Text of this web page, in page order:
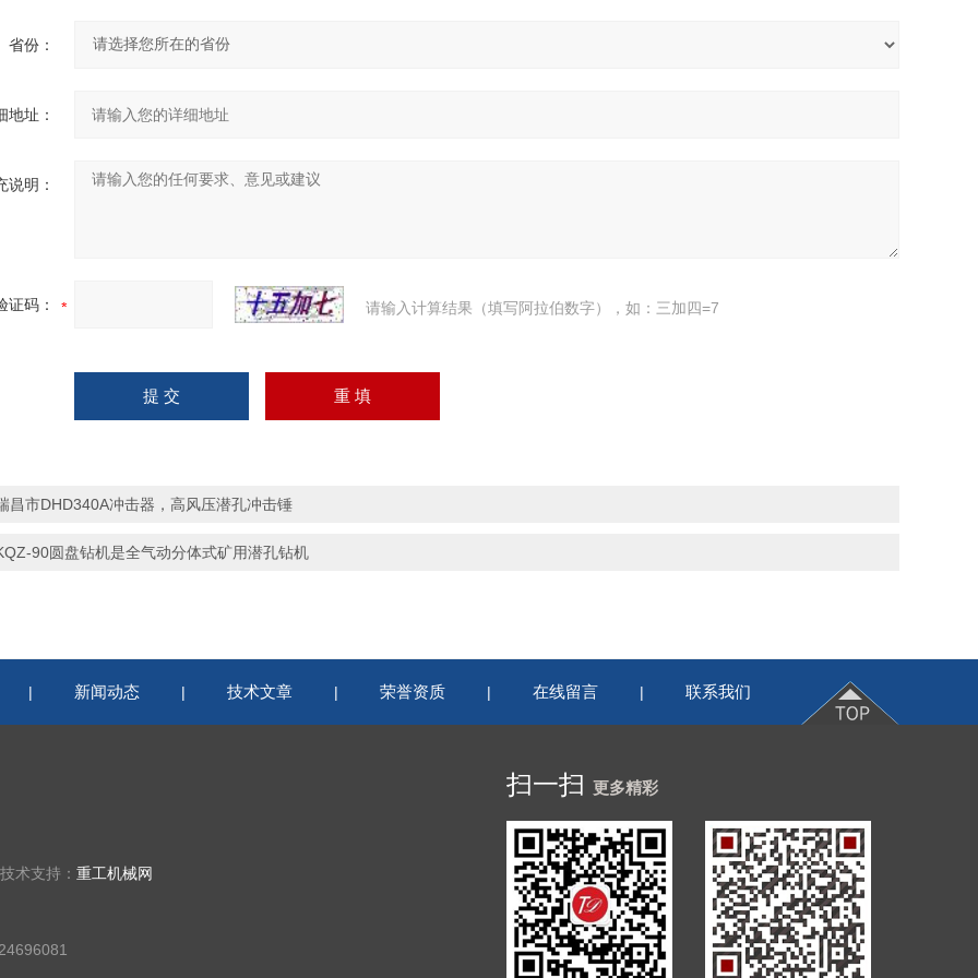
省份：
地址：
说明：
证码： 请输入计算结果（填写阿拉伯数字），如：三加四=7
昌市DHD340A冲击器，高风压潜孔冲击锤
90圆盘钻机是全气动分体式矿用潜孔钻机
| 新闻动态 | 技术文章 | 荣誉资质 | 在线留言 | 联系我们
术支持： 重工机械网
扫一扫 更多精彩